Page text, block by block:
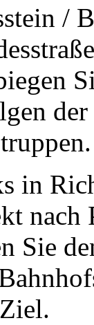
/
in
nach
Sie